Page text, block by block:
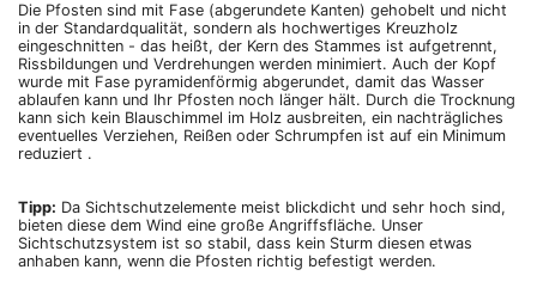
Die Pfosten sind mit Fase (abgerundete Kanten) gehobelt und nicht
in der Standardqualität, sondern als hochwertiges Kreuzholz
eingeschnitten - das heißt, der Kern des Stammes ist aufgetrennt,
Rissbildungen und Verdrehungen werden minimiert. Auch der Kopf
wurde mit Fase pyramidenförmig abgerundet, damit das Wasser
ablaufen kann und Ihr Pfosten noch länger hält. Durch die Trocknung
kann sich kein Blauschimmel im Holz ausbreiten, ein nachträgliches
eventuelles Verziehen, Reißen oder Schrumpfen ist auf ein Minimum
reduziert .
Tipp: Da Sichtschutzelemente meist blickdicht und sehr hoch sind,
bieten diese dem Wind eine große Angriffsfläche. Unser
Sichtschutzsystem ist so stabil, dass kein Sturm diesen etwas
anhaben kann, wenn die Pfosten richtig befestigt werden.